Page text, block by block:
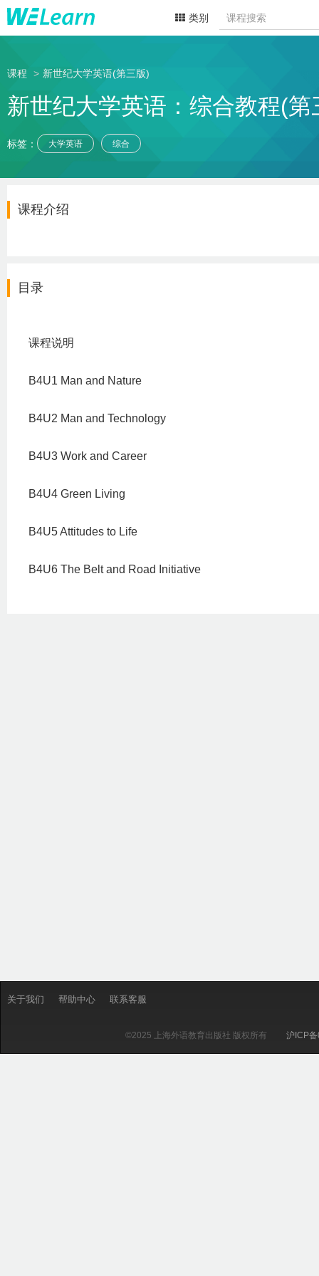
类别
课程 新世纪大学英语(第三版)
新世纪大学英语：综合教程(第
标签： 大学英语 综合
课程介绍
目录
课程说明
B4U1 Man and Nature
B4U2 Man and Technology
B4U3 Work and Career
B4U4 Green Living
B4U5 Attitudes to Life
B4U6 The Belt and Road Initiative
关于我们 帮助中心 联系客服
©2025 上海外语教育出版社 版权所有 沪ICP